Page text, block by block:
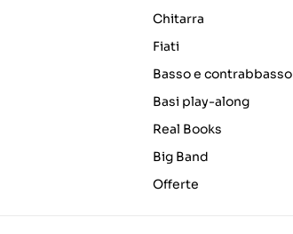
Chitarra
Fiati
Basso e contrabbasso
Basi play-along
Real Books
Big Band
Offerte